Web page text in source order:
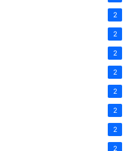
2
2
2
2
2
2
2
2